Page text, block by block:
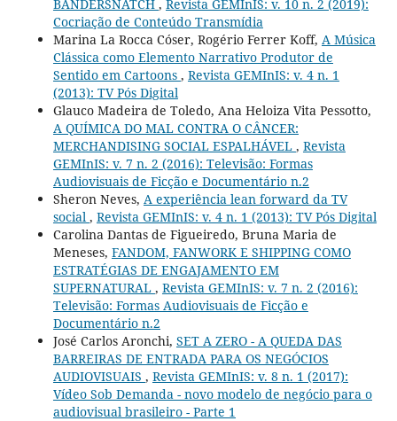
BANDERSNATCH , Revista GEMInIS: v. 10 n. 2 (2019):
Cocriação de Conteúdo Transmídia
Marina La Rocca Cóser, Rogério Ferrer Koff, A Música
Clássica como Elemento Narrativo Produtor de
Sentido em Cartoons , Revista GEMInIS: v. 4 n. 1
(2013): TV Pós Digital
Glauco Madeira de Toledo, Ana Heloiza Vita Pessotto,
A QUÍMICA DO MAL CONTRA O CÂNCER:
MERCHANDISING SOCIAL ESPALHÁVEL , Revista
GEMInIS: v. 7 n. 2 (2016): Televisão: Formas
Audiovisuais de Ficção e Documentário n.2
Sheron Neves, A experiência lean forward da TV
social , Revista GEMInIS: v. 4 n. 1 (2013): TV Pós Digital
Carolina Dantas de Figueiredo, Bruna Maria de
Meneses, FANDOM, FANWORK E SHIPPING COMO
ESTRATÉGIAS DE ENGAJAMENTO EM
SUPERNATURAL , Revista GEMInIS: v. 7 n. 2 (2016):
Televisão: Formas Audiovisuais de Ficção e
Documentário n.2
José Carlos Aronchi, SET A ZERO - A QUEDA DAS
BARREIRAS DE ENTRADA PARA OS NEGÓCIOS
AUDIOVISUAIS , Revista GEMInIS: v. 8 n. 1 (2017):
Vídeo Sob Demanda - novo modelo de negócio para o
audiovisual brasileiro - Parte 1